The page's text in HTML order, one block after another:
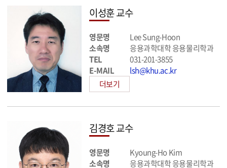
이성훈 교수
영문명
Lee Sung-Hoon
소속명
응용과학대학 응용물리학과
TEL
031-201-3855
E-MAIL
lsh@khu.ac.kr
더보기
김경호 교수
영문명
Kyoung-Ho Kim
소속명
응용과학대학 응용물리학과